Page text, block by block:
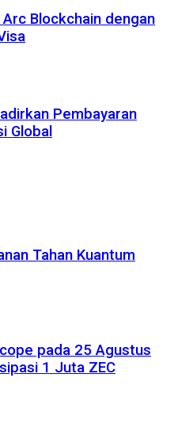
Blockchain dengan
Pembayaran
Global
Tahan Kuantum
pada 25 Agustus
1 Juta ZEC